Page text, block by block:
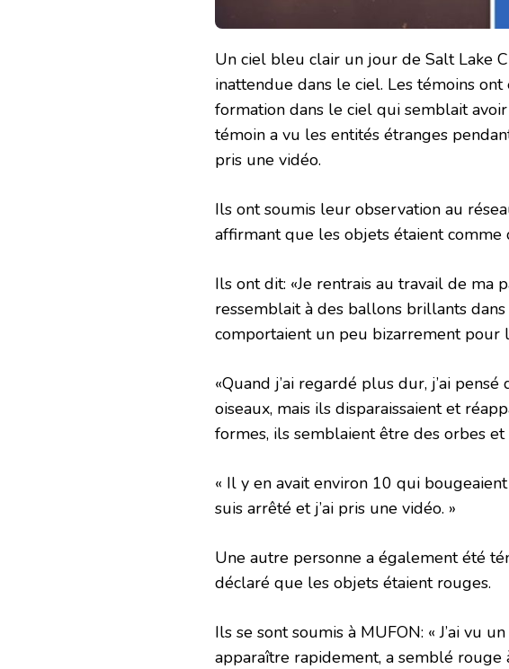
Un ciel bleu clair un jour de Salt Lake
inattendue dans le ciel. Les témoins
formation dans le ciel qui semblait
témoin a vu les entités étranges
pris une vidéo.
Ils ont soumis leur observation au
affirmant que les objets étaient comme
Ils ont dit: «Je rentrais au travail de ma
ressemblait à des ballons brillants
comportaient un peu bizarrement pour
«Quand j’ai regardé plus dur, j’ai
oiseaux, mais ils disparaissaient et
formes, ils semblaient être des orbes et
« Il y en avait environ 10 qui
suis arrêté et j’ai pris une vidéo. »
Une autre personne a également été
déclaré que les objets étaient rouges.
Ils se sont soumis à MUFON: « J’ai vu
apparaître rapidement, a semblé rouge